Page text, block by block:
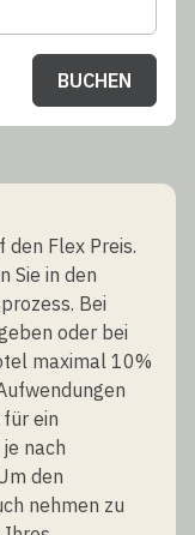
BUCHEN
Flex Preis.
Sie in den
Bei
oder bei
maximal 10%
ein
nach
den
nehmen zu